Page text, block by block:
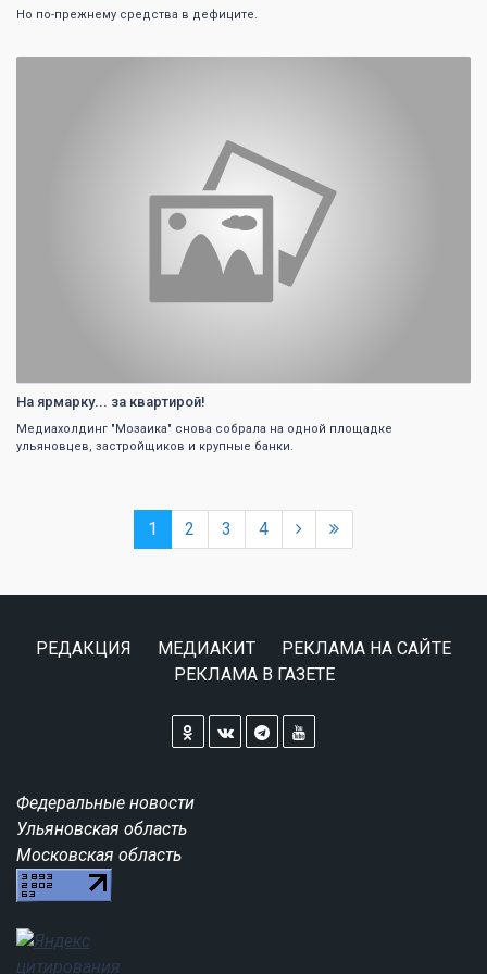
Но по-прежнему средства в дефиците.
На ярмарку... за квартирой!
Медиахолдинг "Мозаика" снова собрала на одной площадке
ульяновцев, застройщиков и крупные банки.
1 2 3 4
РЕДАКЦИЯ МЕДИАКИТ
РЕКЛАМА НА САЙТЕ
РЕКЛАМА В ГАЗЕТЕ
Федеральные новости
Ульяновская область
Московская область